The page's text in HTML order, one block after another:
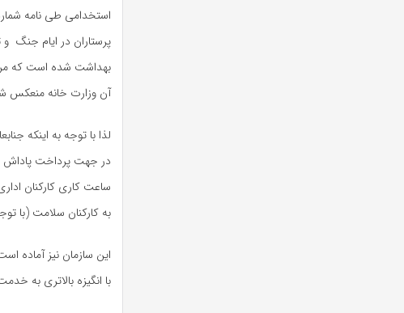
پرستاران در ایام جنگ و
آن وزارت خانه منعکس
لذا با توجه به اینکه
در جهت پرداخت پاداش
ساعت کاری کارکنان
به کارکنان سلامت (با
این سازمان نیز آماده
با انگیزه بالاتری به